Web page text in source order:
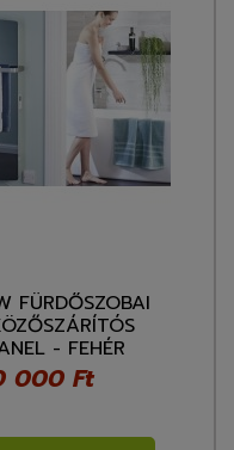
FÜRDŐSZOBAI
- FEHÉR
000 Ft